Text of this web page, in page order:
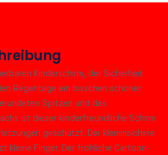
Kinderschirm, der Sicherheit
Regentage ein bisschen schöner.
Spitzen und des
ist dieser kinderfreundliche Schirm
geschützt. Der klemmsichere
kleine Finger. Der fröhliche Cartoon-